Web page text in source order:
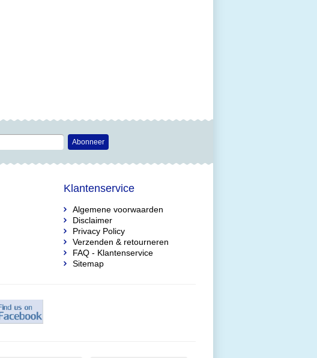
Abonneer
Klantenservice
Algemene voorwaarden
Disclaimer
Privacy Policy
Verzenden & retourneren
FAQ - Klantenservice
Sitemap